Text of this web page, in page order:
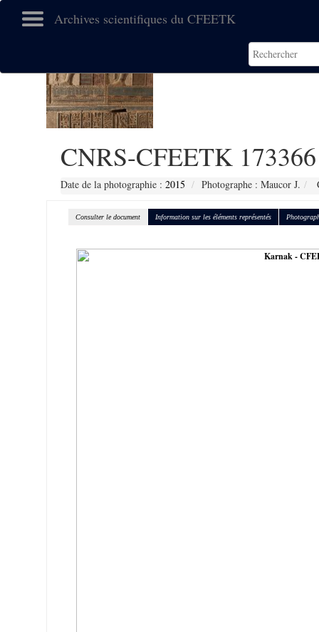
Archives scientifiques du CFEETK
CNRS-CFEETK 173366
Date de la photographie : 2015 Photographe : Maucor J.
Consulter le document Information sur les éléments représentés